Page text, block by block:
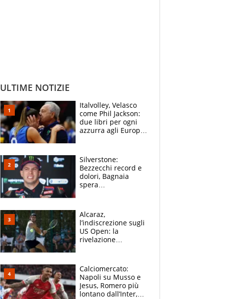
ULTIME NOTIZIE
Italvolley, Velasco
come Phil Jackson:
due libri per ogni
azzurra agli Europei.
Silverstone:
Bezzecchi record e
dolori, Bagnaia
spera
e vota Aprilia
Alcaraz,
l’indiscrezione sugli
US Open: la
rivelazione
B. Rune verso la
rinuncia
Calciomercato:
Napoli su Musso e
Jesus, Romero più
lontano dall’Inter,